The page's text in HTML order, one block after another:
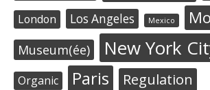
London Los Angeles Mexico
Museum(ée) New York
Organic Paris
Regulation